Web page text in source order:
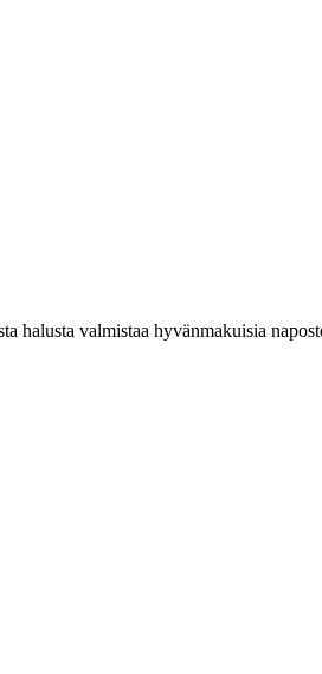
halusta valmistaa hyvänmakuisia